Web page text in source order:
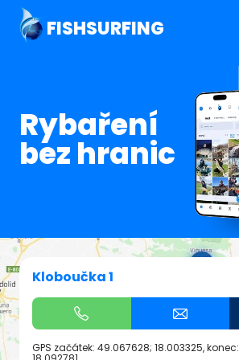
FISHSURFING
Rybaření
bez hranic
Kloboučka 1
GPS začátek: 49.067628; 18.003325, konec: